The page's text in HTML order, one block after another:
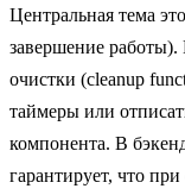
Центральная тема
завершение
очистки (cleanup
таймеры или
компонента. В
гарантирует, что